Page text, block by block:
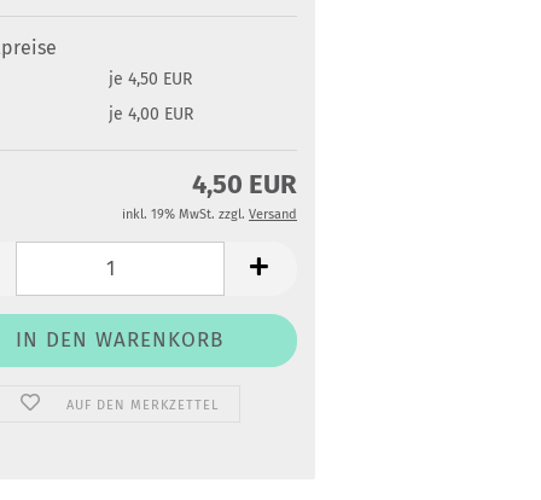
je 4,50 EUR
je 4,00 EUR
4,50 EUR
inkl. 19% MwSt. zzgl. Versand
AUF DEN MERKZETTEL